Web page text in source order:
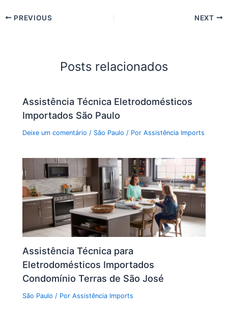
PREVIOUS NEXT
Posts relacionados
Assistência Técnica Eletrodomésticos
Importados São Paulo
Deixe um comentário / São Paulo / PorAssistência Imports
Assistência Técnica para
Eletrodomésticos Importados
Condomínio Terras de São José
São Paulo / PorAssistência Imports